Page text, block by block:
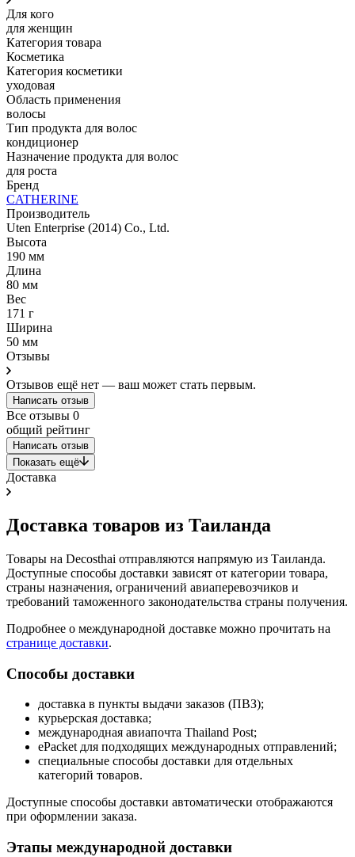
Для кого
для женщин
Категория товара
Косметика
Категория косметики
уходовая
Область применения
волосы
Тип продукта для волос
кондиционер
Назначение продукта для волос
для роста
Бренд
CATHERINE
Производитель
Uten Enterprise (2014) Co., Ltd.
Высота
190 мм
Длина
80 мм
Вес
171 г
Ширина
50 мм
Отзывы
Отзывов ещё нет — ваш может стать первым.
Написать отзыв
Все отзывы 0
общий рейтинг
Написать отзыв
Показать ещё
Доставка
Доставка товаров из Таиланда
Товары на Decosthai отправляются напрямую из Таиланда.
Доступные способы доставки зависят от категории товара,
страны назначения, ограничений авиаперевозчиков и
требований таможенного законодательства страны получения.
Подробнее о международной доставке можно прочитать на
странице доставки.
Способы доставки
доставка в пункты выдачи заказов (ПВЗ);
курьерская доставка;
международная авиапочта Thailand Post;
ePacket для подходящих международных отправлений;
специальные способы доставки для отдельных
категорий товаров.
Доступные способы доставки автоматически отображаются
при оформлении заказа.
Этапы международной доставки